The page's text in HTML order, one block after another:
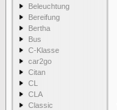
Beleuchtung
Bereifung
Bertha
Bus
C-Klasse
car2go
Citan
CL
CLA
Classic